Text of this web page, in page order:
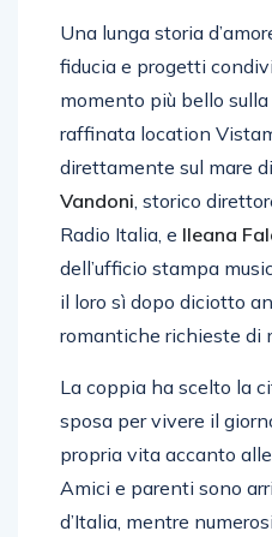
Una lunga storia
fiducia e progetti
momento più bello
raffinata location
direttamente sul mare
Vandoni, storico
Radio Italia, e Ileana
dell’ufficio stampa
il loro sì dopo diciotto
romantiche richieste di
La coppia ha scelto la
sposa per vivere il
propria vita accanto
Amici e parenti sono
d’Italia, mentre